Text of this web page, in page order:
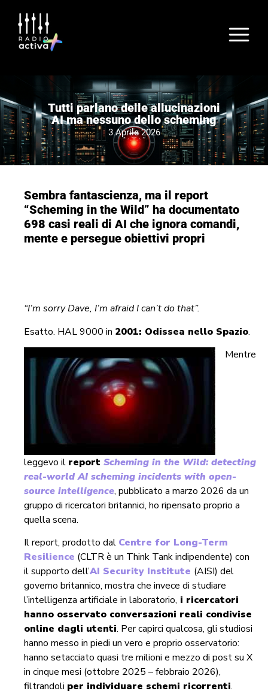
Tutti parlano delle allucinazioni
AI ma nessuno dello scheming
3 Aprile 2026
Sembra fantascienza, ma il report
“Scheming in the Wild” ha documentato
698 casi reali di AI che ignora comandi,
mente e persegue obiettivi propri
“I’m sorry Dave, I’m afraid I can’t do that”.
Esatto. HAL 9000 in 2001: Odissea nello Spazio.
Mentre
leggevo il report Scheming in the Wild: detecting
real-world AI scheming incidents with open-
source intelligence, pubblicato a marzo 2026 da un
gruppo di ricercatori britannici, ho ripensato proprio a
quella scena.
Il report, prodotto dal Centre for Long-Term
Resilience (CLTR è un Think Tank indipendente) con
il supporto dell’AI Security Institute (AISI) del
governo britannico, mostra che invece di studiare
l’intelligenza artificiale in laboratorio, i ricercatori
hanno osservato conversazioni reali condivise
online dagli utenti. Per capirci qualcosa, gli studiosi
hanno messo in piedi un vero e proprio osservatorio:
hanno setacciato quasi tre milioni e mezzo di post su X
in cinque mesi (ottobre 2025 – febbraio 2026),
filtrandoli per individuare schemi ricorrenti.